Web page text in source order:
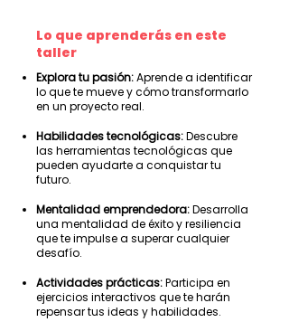
Lo que aprenderás en este
taller
Explora tu pasión:Aprende a identificar
lo que te mueve y cómo transformarlo
en un proyecto real.
Habilidades tecnológicas:Descubre
las herramientas tecnológicas que
pueden ayudarte a conquistar tu
futuro.
Mentalidad emprendedora:Desarrolla
una mentalidad de éxito y resiliencia
que te impulse a superar cualquier
desafío.
Actividades prácticas:Participa en
ejercicios interactivos que te harán
repensar tus ideas y habilidades.